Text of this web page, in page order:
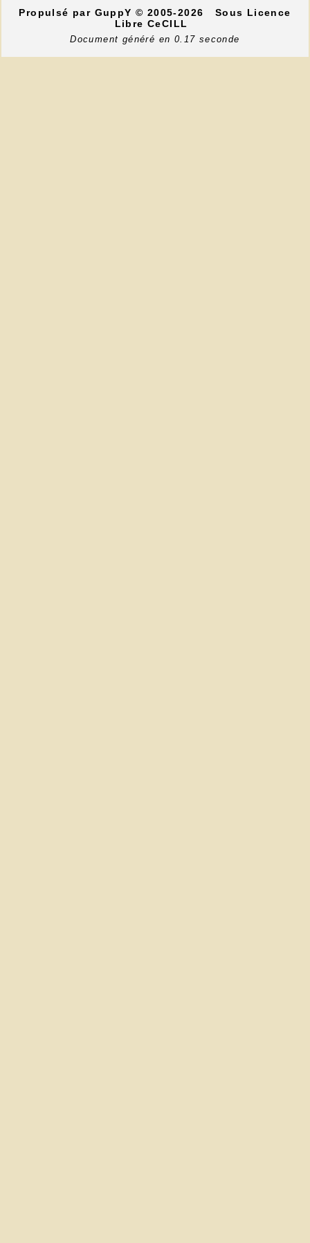
Propulsé par GuppY© 2005-2026
Sous Licence
Libre CeCILL
Document généré en 0.17 seconde